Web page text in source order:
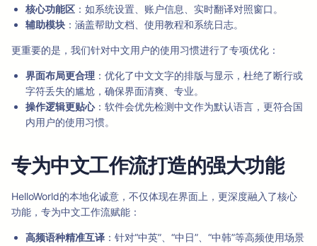
核心功能区 ：如系统设置、账户信息、实时翻译对照窗口。
辅助模块 ：涵盖帮助文档、使用教程和系统日志。
更重要的是，我们针对中文用户的使用习惯进行了专项优化：
界面布局更合理 ：优化了中文文字的排版与显示，杜绝了断行或
字符丢失的尴尬，确保界面清爽、专业。
操作逻辑更贴心：软件会优先检测中文作为默认语言，更符合国
内用户的使用习惯。
专为中文工作流打造的强大功能
HelloWorld的本地化诚意，不仅体现在界面上，更深度融入了核心
功能，专为中文工作流赋能：
高频语种精准互译 ：针对“中英”、“中日”、“中韩”等高频使用场景